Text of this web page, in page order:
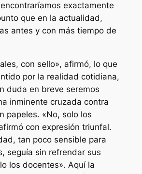
exactamente
que en la actualidad,
antes y con más tiempo de
con sello», afirmó, lo que
por la realidad cotidiana,
duda en breve seremos
inminente cruzada contra
papeles. «No, solo los
con expresión triunfal.
tan poco sensible para
seguía sin refrendar sus
los docentes». Aquí la